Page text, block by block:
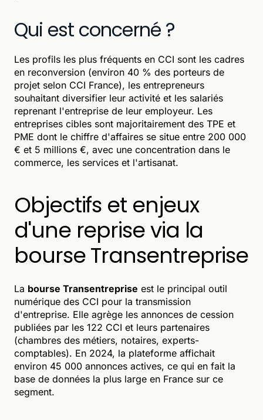
Qui est concerné ?
Les profils les plus fréquents en CCI sont les cadres
en reconversion (environ 40 % des porteurs de
projet selon CCI France), les entrepreneurs
souhaitant diversifier leur activité et les salariés
reprenant l'entreprise de leur employeur. Les
entreprises cibles sont majoritairement des TPE et
PME dont le chiffre d'affaires se situe entre 200 000
€ et 5 millions €, avec une concentration dans le
commerce, les services et l'artisanat.
Objectifs et enjeux
d'une reprise via la
bourse Transentreprise
La bourse Transentreprise est le principal outil
numérique des CCI pour la transmission
d'entreprise. Elle agrège les annonces de cession
publiées par les 122 CCI et leurs partenaires
(chambres des métiers, notaires, experts-
comptables). En 2024, la plateforme affichait
environ 45 000 annonces actives, ce qui en fait la
base de données la plus large en France sur ce
segment.